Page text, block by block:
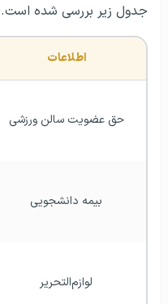
جدول زیر بررسی شده است.
اطلاعات
حق عضویت سالن ورزشی
بیمه دانشجویی
لوازم‌التحریر